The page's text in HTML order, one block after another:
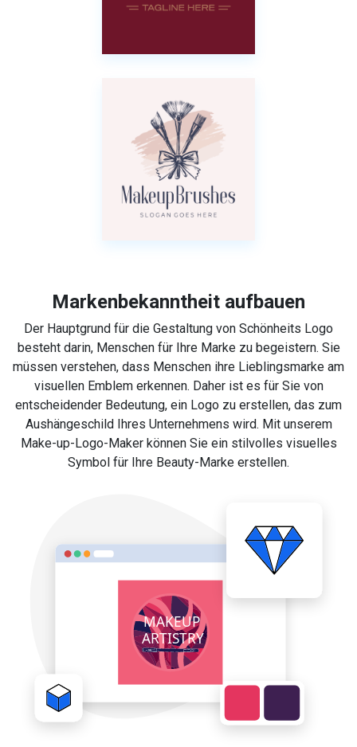
Markenbekanntheit aufbauen
Der Hauptgrund für die Gestaltung von Schönheits Logo
besteht darin, Menschen für Ihre Marke zu begeistern. Sie
müssen verstehen, dass Menschen ihre Lieblingsmarke am
visuellen Emblem erkennen. Daher ist es für Sie von
entscheidender Bedeutung, ein Logo zu erstellen, das zum
Aushängeschild Ihres Unternehmens wird. Mit unserem
Make-up-Logo-Maker können Sie ein stilvolles visuelles
Symbol für Ihre Beauty-Marke erstellen.